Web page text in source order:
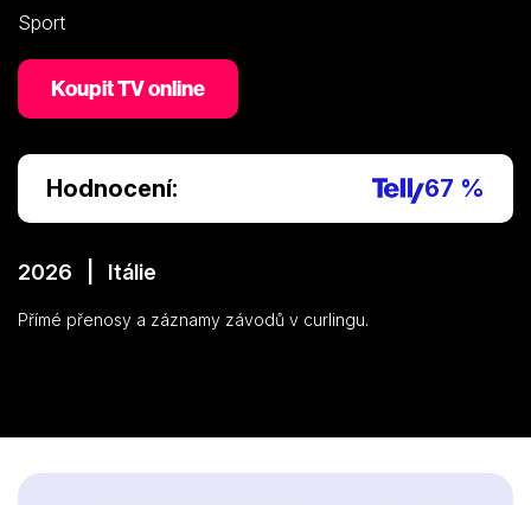
Sport
Koupit TV online
Hodnocení: 67 %
2026 | Itálie
Přímé přenosy a záznamy závodů v curlingu.